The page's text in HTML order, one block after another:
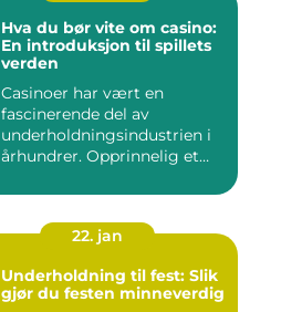
Hva du bør vite om casino:
En introduksjon til spillets
verden
Casinoer har vært en
fascinerende del av
underholdningsindustrien i
århundrer. Opprinnelig et
22. jan
Underholdning til fest: Slik
gjør du festen minneverdig